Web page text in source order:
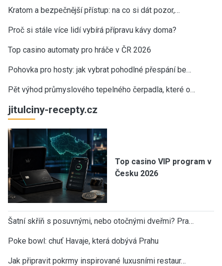
Kratom a bezpečnější přístup: na co si dát pozor,…
Proč si stále více lidí vybírá přípravu kávy doma?
Top casino automaty pro hráče v ČR 2026
Pohovka pro hosty: jak vybrat pohodlné přespání be…
Pět výhod průmyslového tepelného čerpadla, které o…
jitulciny-recepty.cz
Top casino VIP program v
Česku 2026
Šatní skříň s posuvnými, nebo otočnými dveřmi? Pra…
Poke bowl: chuť Havaje, která dobývá Prahu
Jak připravit pokrmy inspirované luxusními restaur…